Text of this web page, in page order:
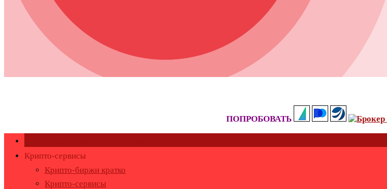
ПОПРОБОВАТЬ
Крипто-сервисы
Крипто-биржи кратко
Крипто-сервисы